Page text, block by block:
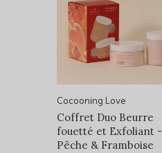
Cocooning Love
Coffret Duo Beurre
fouetté et Exfoliant -
Pêche & Framboise